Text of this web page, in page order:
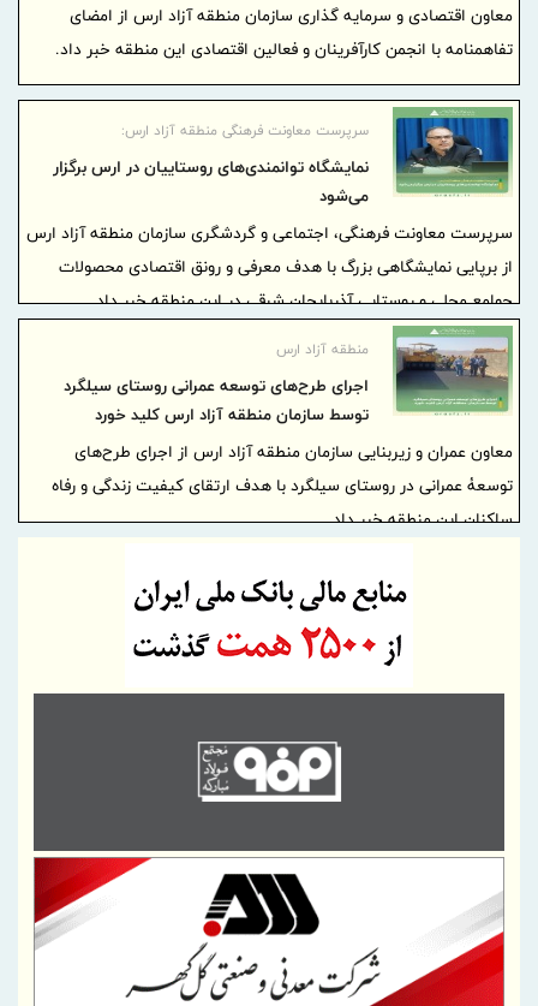
معاون اقتصادی و سرمایه گذاری سازمان منطقه آزاد ارس از امضای
تفاهمنامه با انجمن کارآفرینان و فعالین اقتصادی این منطقه خبر داد.
سرپرست معاونت فرهنگی منطقه آزاد ارس:
نمایشگاه توانمندی‌های روستاییان در ارس برگزار
می‌شود
سرپرست معاونت فرهنگی، اجتماعی و گردشگری سازمان منطقه آزاد ارس
از برپایی نمایشگاهی بزرگ با هدف معرفی و رونق اقتصادی محصولات
جوامع محلی و روستایی آذربایجان شرقی در این منطقه خبر داد.
منطقه آزاد ارس
اجرای طرح‌های توسعه عمرانی روستای سیلگرد
توسط سازمان منطقه آزاد ارس کلید خورد
معاون عمران و زیربنایی سازمان منطقه آزاد ارس از اجرای طرح‌های
توسعۀ عمرانی در روستای سیلگرد با هدف ارتقای کیفیت زندگی و رفاه
ساکنان این منطقه خبر داد.